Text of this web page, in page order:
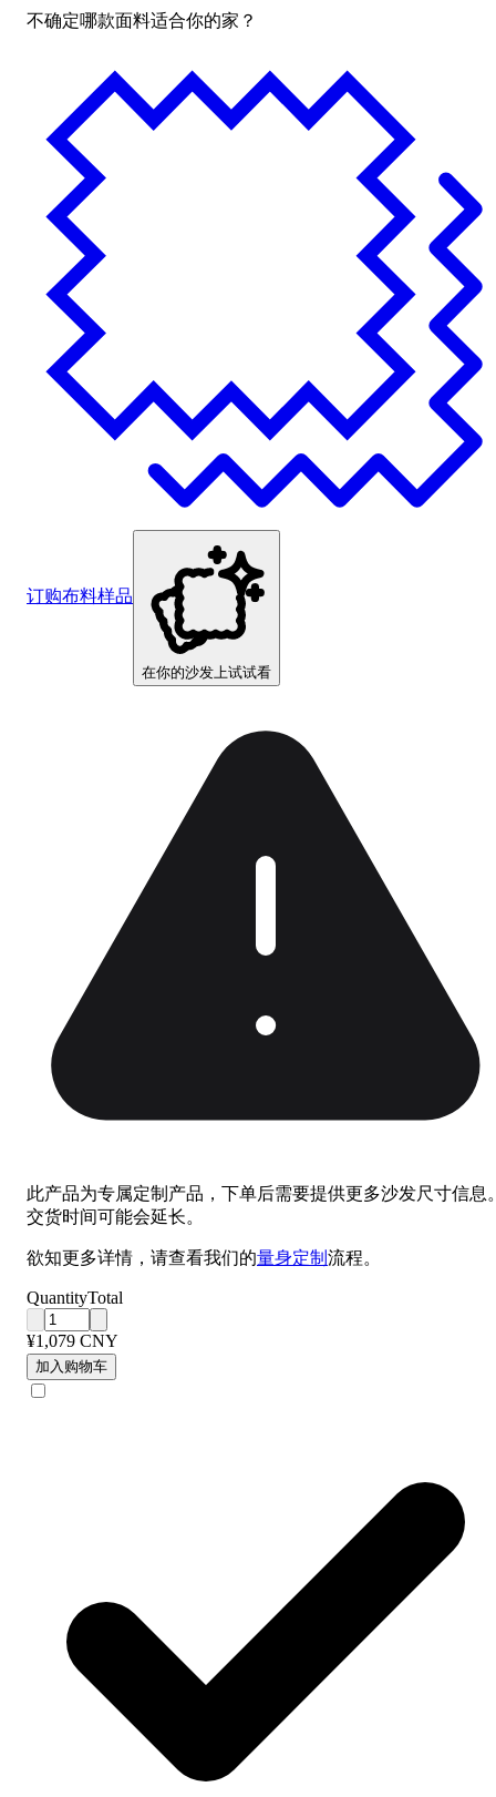
不确定哪款面料适合你的家？
订购布料样品
在你的沙发上试试看
此产品为专属定制产品，下单后需要提供更多沙发尺寸信息
交货时间可能会延长。
欲知更多详情，请查看我们的量身定制 流程。
QuantityTotal
¥1,079 CNY
加入购物车